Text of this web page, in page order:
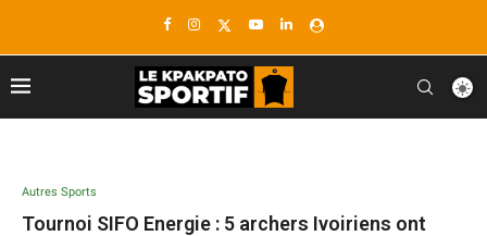
Autres Sports
Tournoi SIFO Energie : 5 archers Ivoiriens ont